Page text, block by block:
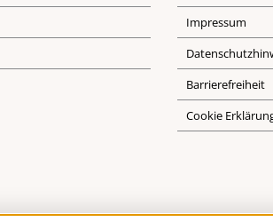
Impressum
Barrierefreiheit
Cookie